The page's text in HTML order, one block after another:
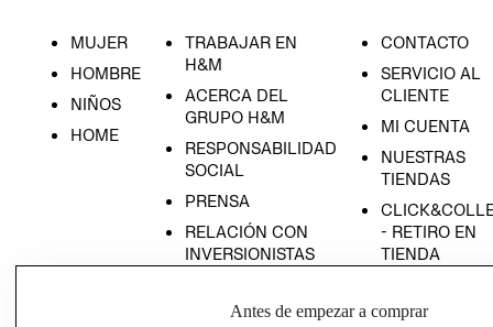
MUJER
HOMBRE
NIÑOS
HOME
TRABAJAR EN
H&M
ACERCA DEL
GRUPO H&M
RESPONSABILIDAD
SOCIAL
PRENSA
RELACIÓN CON
INVERSIONISTAS
EMPRESARIAL
CONTACTO
SERVICIO AL
CLIENTE
MI CUENTA
NUESTRAS
TIENDAS
- RETIRO EN
TIENDA
CONDICIONES
Antes de empezar a comprar